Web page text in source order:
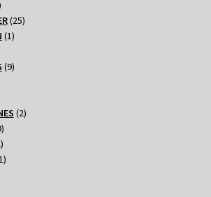
Produkt
2525
11
99
22
19
Produkte
2
Produkte
1